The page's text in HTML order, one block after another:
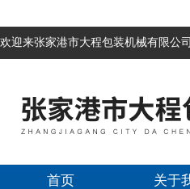
欢迎来张家港市大程包装机械有限公
首页 关于